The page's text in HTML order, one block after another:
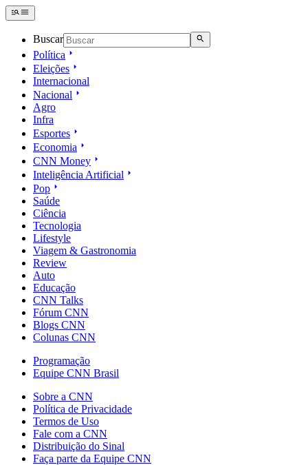
Buscar
Política
Eleições
Internacional
Nacional
Agro
Infra
Esportes
Economia
CNN Money
Inteligência Artificial
Pop
Saúde
Ciência
Tecnologia
Lifestyle
Viagem & Gastronomia
Review
Auto
Educação
CNN Talks
Fórum CNN
Blogs CNN
Colunas CNN
Programação
Equipe CNN Brasil
Sobre a CNN
Política de Privacidade
Termos de Uso
Fale com a CNN
Distribuição do Sinal
Faça parte da Equipe CNN